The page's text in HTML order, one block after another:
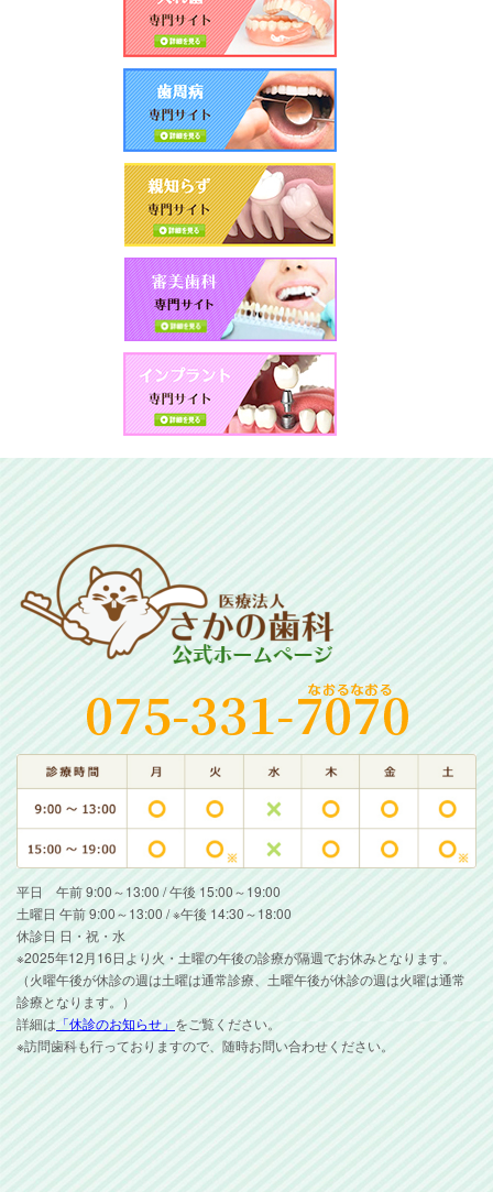
平日 午前 9:00～13:00 / 午後 15:00～19:00
土曜日 午前 9:00～13:00 / ※午後 14:30～18:00
休診日 日・祝・水
※2025年12月16日より火・土曜の午後の診療が隔週でお休みとなります。
（火曜午後が休診の週は土曜は通常診療、土曜午後が休診の週は火曜は通常
診療となります。）
詳細は 「休診のお知らせ」 をご覧ください。
※訪問歯科も行っておりますので、随時お問い合わせください。